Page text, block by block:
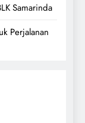
Samarinda
Perjalanan